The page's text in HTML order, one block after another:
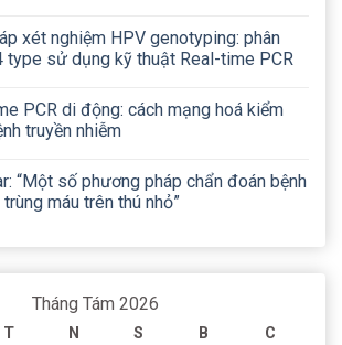
xét nghiệm HPV genotyping: phân
type sử dụng kỹ thuật Real-time PCR
PCR di động: cách mạng hoá kiểm
truyền nhiễm
“Một số phương pháp chẩn đoán bệnh
máu trên thú nhỏ”
Tháng Tám 2026
T N S B
C